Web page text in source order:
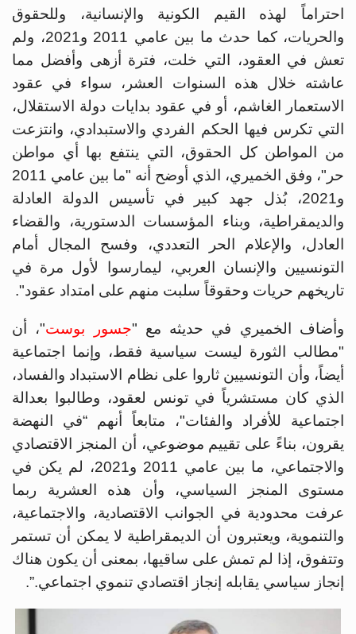
احتراماً لهذه القيم الكونية والإنسانية، وللحقوق
والحريات، كما حدث ما بين عامي 2011 و2021، ولم
تعش في العقود، التي خلت، فترة أزهى وأفضل مما
عاشته خلال هذه السنوات العشر، سواء في عقود
الاستعمار الغاشم، أو في عقود بدايات دولة الاستقلال،
التي تكرس فيها الحكم الفردي والاستبدادي، وانتزعت
من المواطن كل الحقوق، التي ينتفع بها أي مواطن
حر"، وفق الخميري، الذي أوضح أنه "ما بين عامي 2011
و2021، بُذل جهد كبير في تأسيس الدولة العادلة
والديمقراطية، وبناء المؤسسات الدستورية، والقضاء
العادل، والإعلام الحر التعددي، وفسح المجال أمام
التونسيين والإنسان العربي، ليمارسوا لأول مرة في
تاريخهم حريات وحقوقاً سلبت منهم على امتداد عقود".
وأضاف الخميري في حديثه مع "جسور بوست"، أن
"مطالب الثورة ليست سياسية فقط، وإنما اجتماعية
أيضاً، وأن التونسيين ثاروا على نظام الاستبداد والفساد،
الذي كان مستشرياً في تونس لعقود، وطالبوا بعدالة
اجتماعية للأفراد والفئات"، متابعاً أنهم “في النهضة
يقرون، بناءً على تقييم موضوعي، أن المنجز الاقتصادي
والاجتماعي، ما بين عامي 2011 و2021، لم يكن في
مستوى المنجز السياسي، وأن هذه العشرية ربما
عرفت محدودية في الجوانب الاقتصادية، والاجتماعية،
والتنموية، ويعتبرون أن الديمقراطية لا يمكن أن تستمر
وتتفوق، إذا لم تمش على ساقيها، بمعنى أن يكون هناك
إنجاز سياسي يقابله إنجاز اقتصادي تنموي اجتماعي.”.